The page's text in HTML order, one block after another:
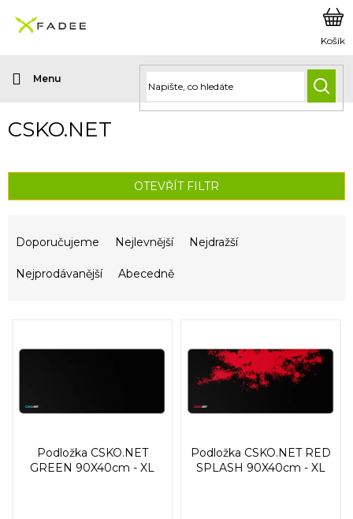
obsah
CSKO.NET
OTEVŘÍT FILTR
e
Doporučujeme Nejlevnější Nejdražší
Nejprodávanější Abecedně
Podložka CSKO.NET
GREEN 90X40cm - XL
Podložka CSKO.NET RED
SPLASH 90X40cm - XL